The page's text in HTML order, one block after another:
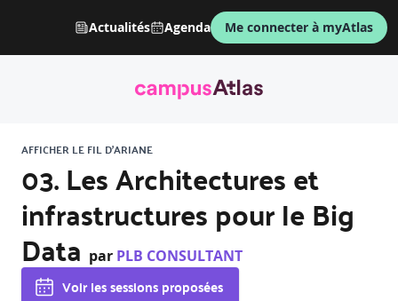
Actualités Agenda Me connecter à myAtlas
AFFICHER LE FIL D'ARIANE
03. Les Architectures et
infrastructures pour le Big
Data par PLB CONSULTANT
Voir les sessions proposées